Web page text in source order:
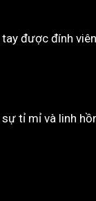
được đính
tỉ mỉ và linh